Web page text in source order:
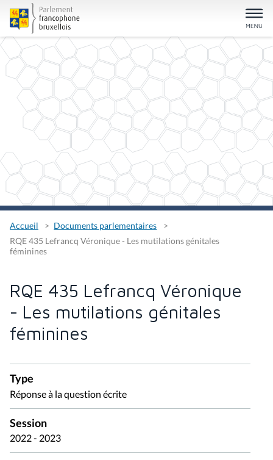
Accueil
Documents parlementaires
RQE 435 Lefrancq Véronique - Les mutilations génitales
féminines
RQE 435 Lefrancq Véronique
- Les mutilations génitales
féminines
Type
Réponse à la question écrite
Session
2022 - 2023